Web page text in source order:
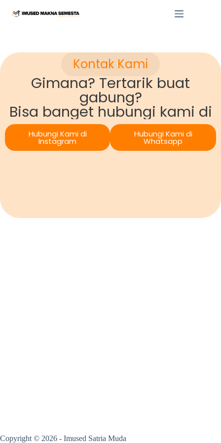
Kontak Kami
Gimana? Tertarik buat
gabung?
Bisa banget hubungi kami di
Hubungi Kami di
Instagram
Hubungi Kami di
Whatsapp
Copyright © 2026 - Imused Satria Muda